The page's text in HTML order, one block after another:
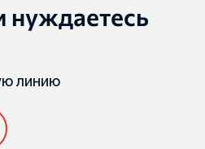
нуждаетесь
линию